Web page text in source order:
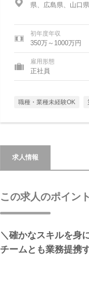
県、広島県、山口
初年度年収
350万～1000万円
雇用形態
正社員
職種・業種未経験OK
求人情報
この求人のポイント
＼確かなスキルを身
チームとも業務提携